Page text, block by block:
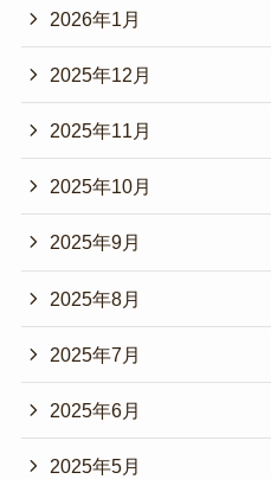
2026年1月
2025年12月
2025年11月
2025年10月
2025年9月
2025年8月
2025年7月
2025年6月
2025年5月